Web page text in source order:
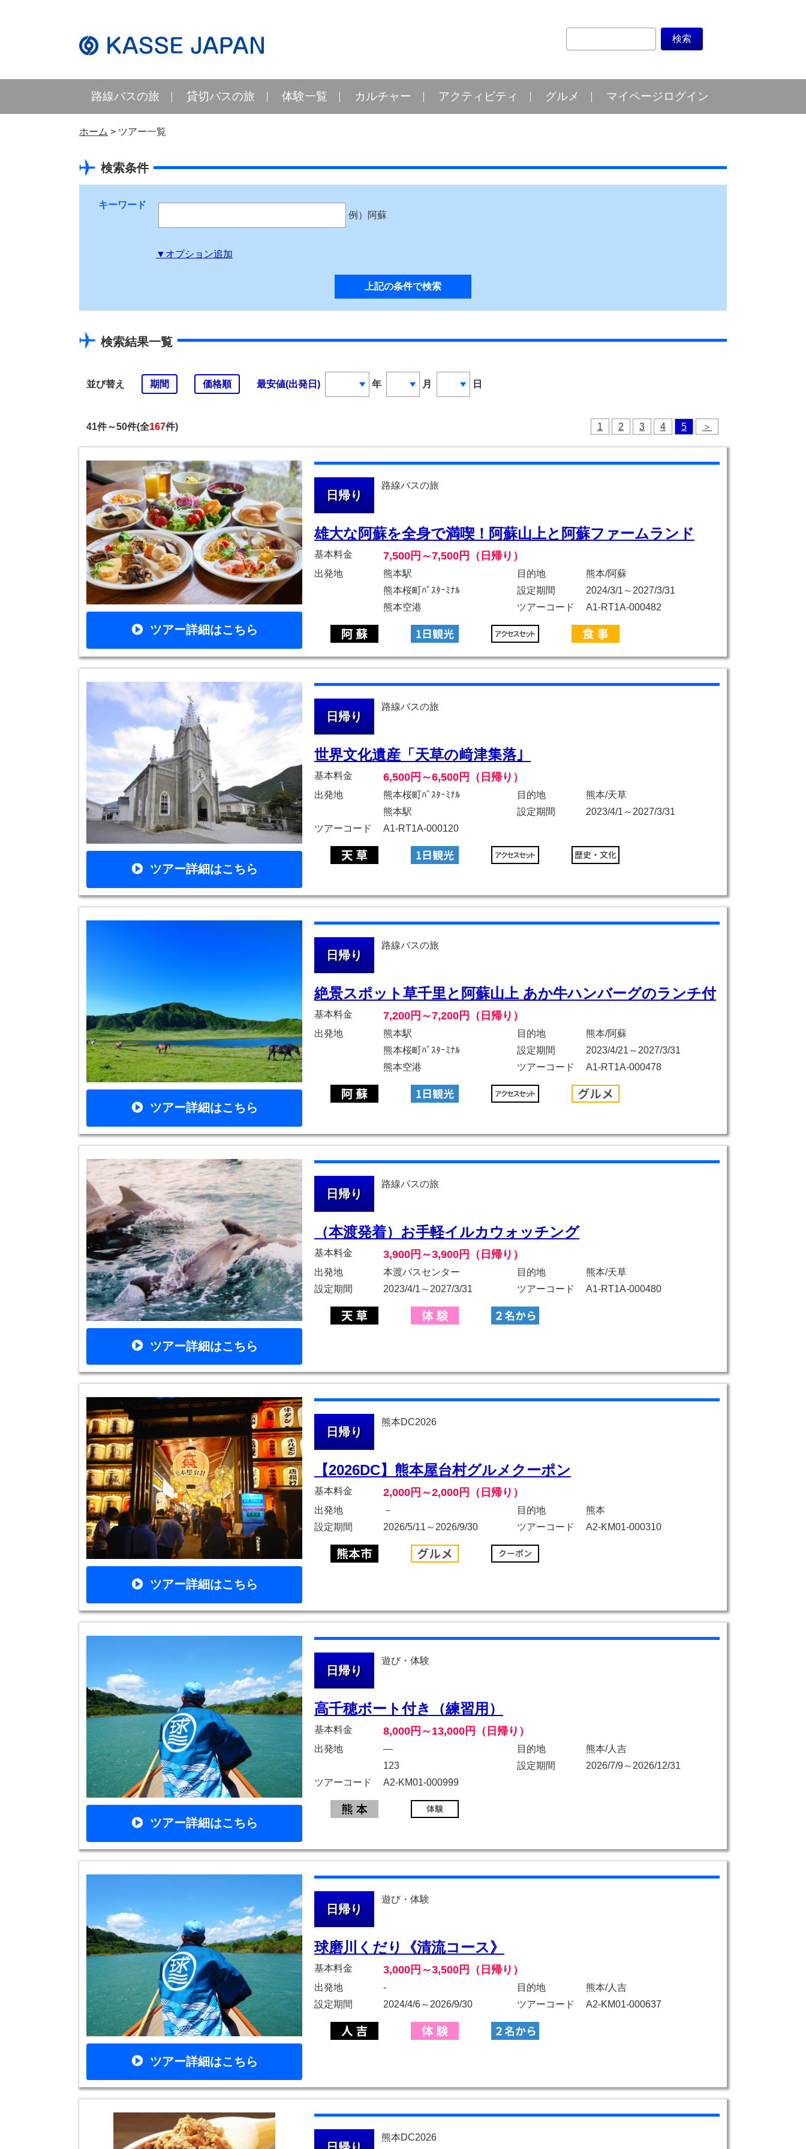
路線バスの旅 貸切バスの旅 体験一覧 カルチャー アクティビティ グルメ マイページログイン
ホーム ツアー一覧
検索条件
キーワード
例）阿蘇
▼オプション追加
検索結果一覧
並び替え 期間 価格順 最安値(出発日) 年 月 日
41件～50件(全167件) 1 2 3 4 5 ＞
ツアー詳細はこちら
日帰り
路線バスの旅
雄大な阿蘇を全身で満喫！阿蘇山上と阿蘇ファームランド
基本料金 7,500円～7,500円（日帰り）
出発地
熊本駅
熊本桜町ﾊﾞｽﾀｰﾐﾅﾙ
熊本空港
目的地
熊本/阿蘇
設定期間
2024/3/1～2027/3/31
ツアーコード
A1-RT1A-000482
ツアー詳細はこちら
日帰り
路線バスの旅
世界文化遺産「天草の﨑津集落」
基本料金 6,500円～6,500円（日帰り）
出発地
熊本桜町ﾊﾞｽﾀｰﾐﾅﾙ
熊本駅
目的地
熊本/天草
設定期間
2023/4/1～2027/3/31
ツアーコード
A1-RT1A-000120
ツアー詳細はこちら
日帰り
路線バスの旅
絶景スポット草千里と阿蘇山上 あか牛ハンバーグのランチ付
基本料金 7,200円～7,200円（日帰り）
出発地
熊本駅
熊本桜町ﾊﾞｽﾀｰﾐﾅﾙ
熊本空港
目的地
熊本/阿蘇
設定期間
2023/4/21～2027/3/31
ツアーコード
A1-RT1A-000478
ツアー詳細はこちら
日帰り
路線バスの旅
（本渡発着）お手軽イルカウォッチング
基本料金 3,900円～3,900円（日帰り）
出発地 本渡バスセンター 目的地
熊本/天草
設定期間
2023/4/1～2027/3/31 ツアーコード A1-RT1A-000480
ツアー詳細はこちら
日帰り
熊本DC2026
【2026DC】熊本屋台村グルメクーポン
基本料金 2,000円～2,000円（日帰り）
出発地 － 目的地
熊本
設定期間
2026/5/11～2026/9/30 ツアーコード A2-KM01-000310
ツアー詳細はこちら
日帰り
遊び・体験
高千穂ボート付き（練習用）
基本料金 8,000円～13,000円（日帰り）
出発地
―
123
目的地
熊本/人吉
設定期間
2026/7/9～2026/12/31
ツアーコード
A2-KM01-000999
ツアー詳細はこちら
日帰り
遊び・体験
球磨川くだり《清流コース》
基本料金 3,000円～3,500円（日帰り）
出発地 - 目的地
熊本/人吉
設定期間
2024/4/6～2026/9/30 ツアーコード A2-KM01-000637
熊本DC2026